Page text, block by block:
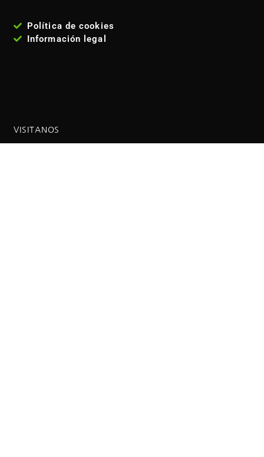
Política de cookies
Información legal
VISITANOS